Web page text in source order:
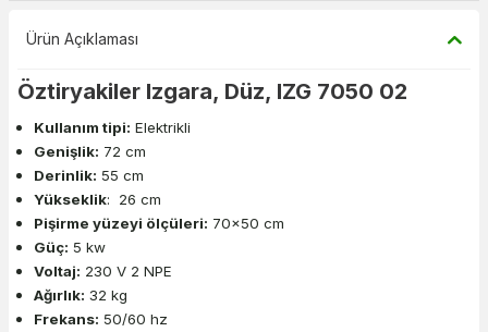
Ürün Açıklaması
Öztiryakiler Izgara, Düz, IZG 7050 02
Kullanım tipi: Elektrikli
Genişlik: 72 cm
Derinlik: 55 cm
Yükseklik: 26 cm
Pişirme yüzeyi ölçüleri: 70x50 cm
Güç: 5 kw
Voltaj: 230 V 2 NPE
Ağırlık: 32 kg
Frekans: 50/60 hz